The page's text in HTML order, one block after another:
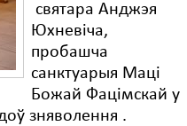
святара Анджэя
Юхневіча,
пробашча
санктуарыя Маці
Божай Фацімскай у
зняволення .